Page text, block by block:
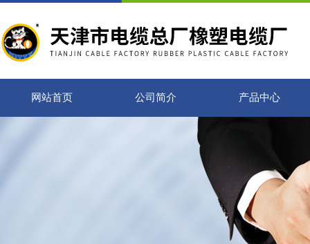
网站首页 公司简介 产品中心